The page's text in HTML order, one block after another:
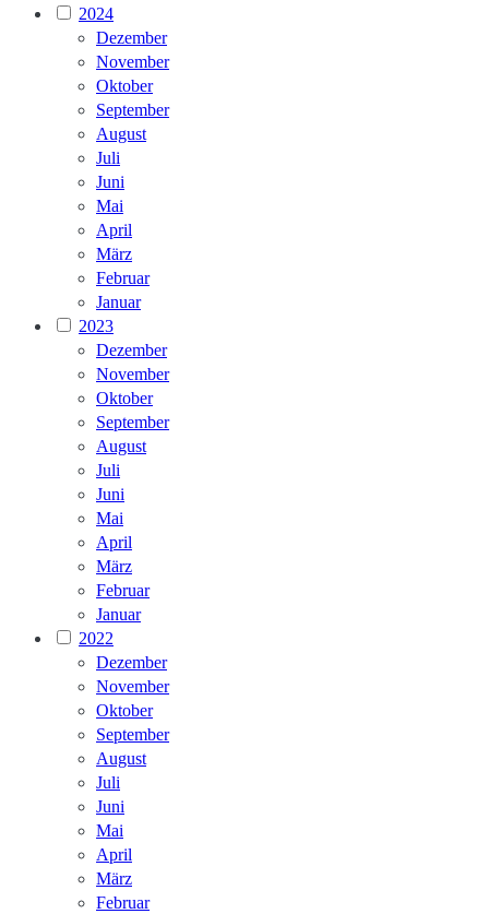
2024
Dezember
November
Oktober
September
August
Juli
Juni
Mai
April
März
Februar
Januar
2023
Dezember
November
Oktober
September
August
Juli
Juni
Mai
April
März
Februar
Januar
2022
Dezember
November
Oktober
September
August
Juli
Juni
Mai
April
März
Februar